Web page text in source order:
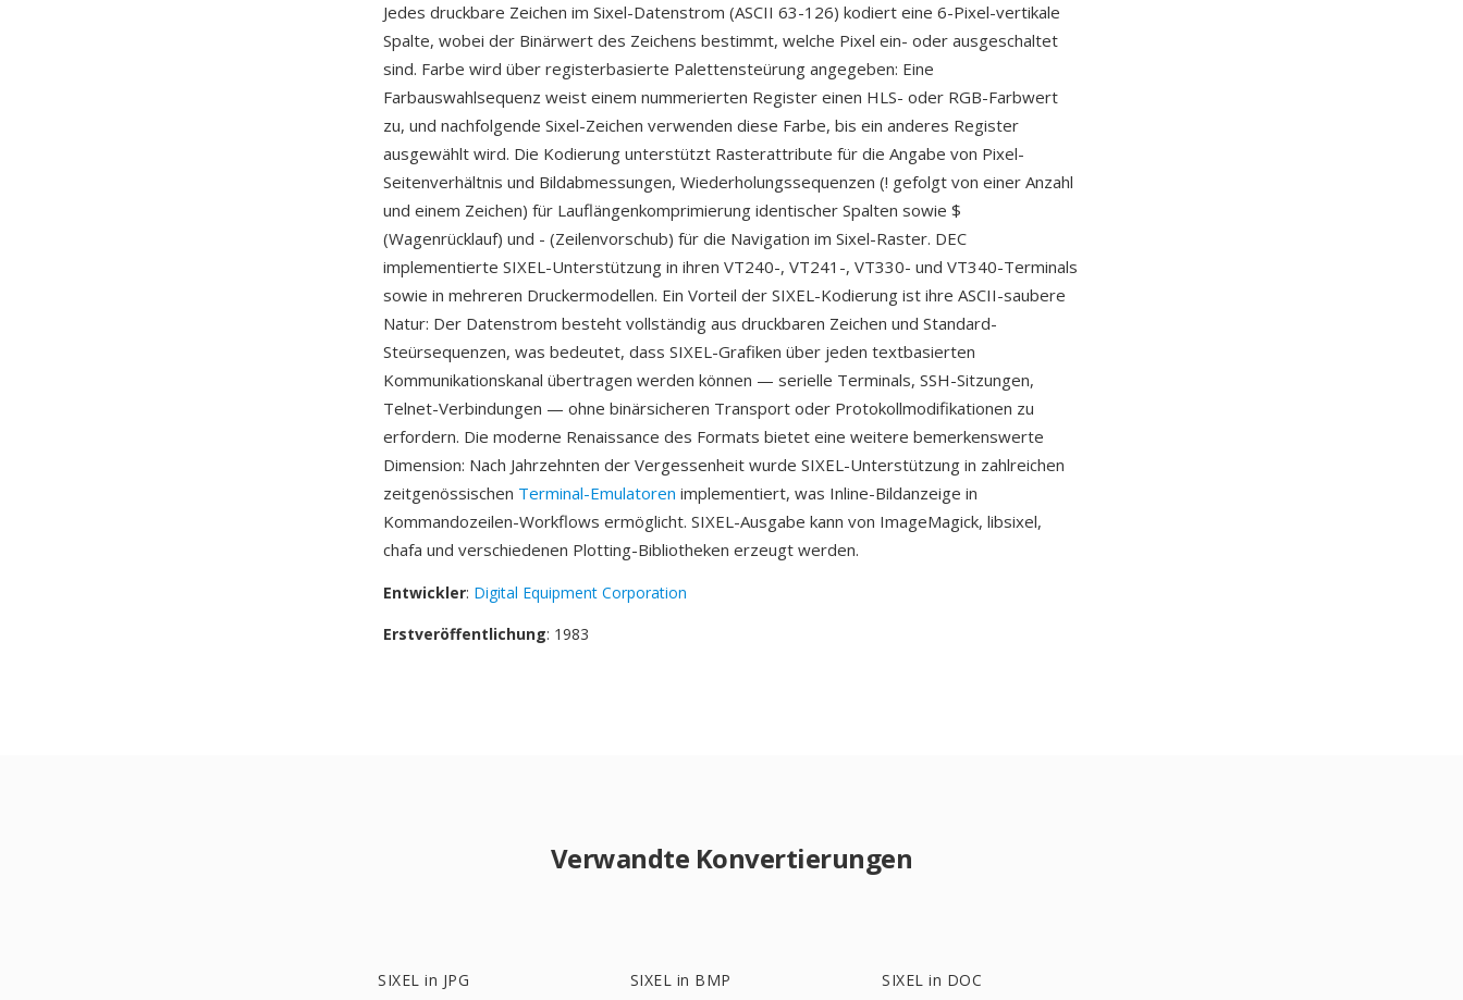
Jedes druckbare Zeichen im Sixel-Datenstrom (ASCII 63-126) kodiert eine 6-Pixel-vertikale
Spalte, wobei der Binärwert des Zeichens bestimmt, welche Pixel ein- oder ausgeschaltet
sind. Farbe wird über registerbasierte Palettensteürung angegeben: Eine
Farbauswahlsequenz weist einem nummerierten Register einen HLS- oder RGB-Farbwert
zu, und nachfolgende Sixel-Zeichen verwenden diese Farbe, bis ein anderes Register
ausgewählt wird. Die Kodierung unterstützt Rasterattribute für die Angabe von Pixel-
Seitenverhältnis und Bildabmessungen, Wiederholungssequenzen (! gefolgt von einer Anzahl
und einem Zeichen) für Lauflängenkomprimierung identischer Spalten sowie $
(Wagenrücklauf) und - (Zeilenvorschub) für die Navigation im Sixel-Raster. DEC
implementierte SIXEL-Unterstützung in ihren VT240-, VT241-, VT330- und VT340-Terminals
sowie in mehreren Druckermodellen. Ein Vorteil der SIXEL-Kodierung ist ihre ASCII-saubere
Natur: Der Datenstrom besteht vollständig aus druckbaren Zeichen und Standard-
Steürsequenzen, was bedeutet, dass SIXEL-Grafiken über jeden textbasierten
Kommunikationskanal übertragen werden können — serielle Terminals, SSH-Sitzungen,
Telnet-Verbindungen — ohne binärsicheren Transport oder Protokollmodifikationen zu
erfordern. Die moderne Renaissance des Formats bietet eine weitere bemerkenswerte
Dimension: Nach Jahrzehnten der Vergessenheit wurde SIXEL-Unterstützung in zahlreichen
zeitgenössischen Terminal-Emulatoren implementiert, was Inline-Bildanzeige in
Kommandozeilen-Workflows ermöglicht. SIXEL-Ausgabe kann von ImageMagick, libsixel,
chafa und verschiedenen Plotting-Bibliotheken erzeugt werden.
Entwickler: Digital Equipment Corporation
Erstveröffentlichung: 1983
Verwandte Konvertierungen
SIXEL in JPG SIXEL in BMP SIXEL in DOC